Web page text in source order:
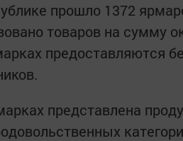
прошло 1372
товаров на сумму
предоставляются
представлена